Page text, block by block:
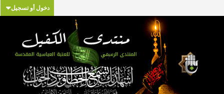
دخول أو تسجيل